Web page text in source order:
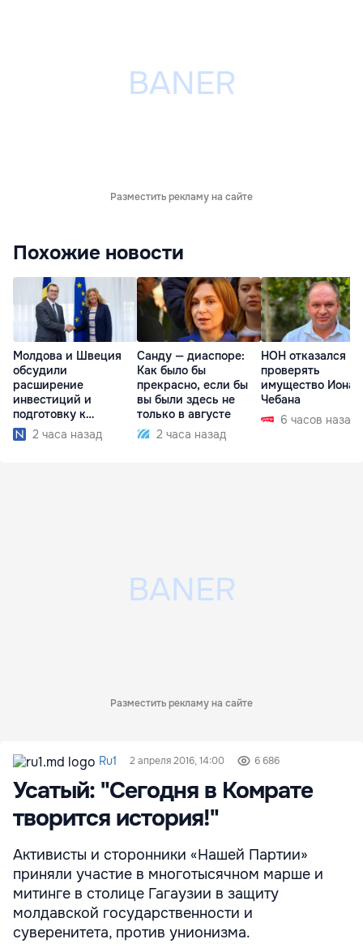
Разместить рекламу на сайте
Похожие новости
Молдова и Швеция
обсудили
расширение
инвестиций и
подготовку к
отопительному
сезону
2 часа назад
Санду — диаспоре:
Как было бы
прекрасно, если бы
вы были здесь не
только в августе
2 часа назад
НОН отказался
проверять
имущество Иона
Чебана
6 часов назад
Разместить рекламу на сайте
Ru1 2 апреля 2016, 14:00 6 686
Усатый: "Сегодня в Комрате
творится история!"
Активисты и сторонники «Нашей Партии»
приняли участие в многотысячном марше и
митинге в столице Гагаузии в защиту
молдавской государственности и
суверенитета, против унионизма.